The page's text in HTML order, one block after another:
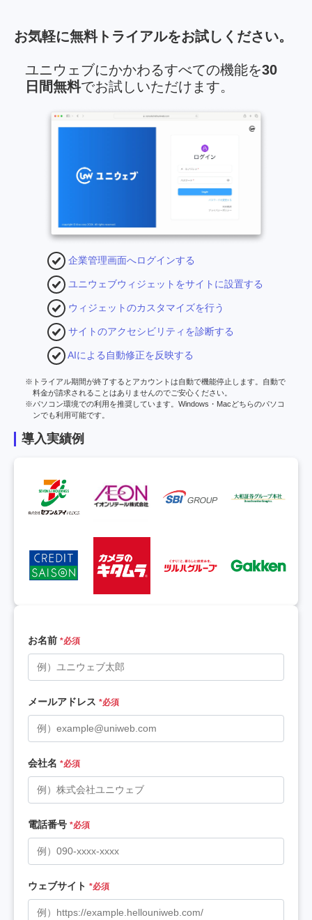
お気軽に無料トライアルをお試しください。
ユニウェブにかかわるすべての機能を30
日間無料でお試しいただけます。
企業管理画面へログインする
ユニウェブウィジェットをサイトに設置する
ウィジェットのカスタマイズを行う
サイトのアクセシビリティを診断する
AIによる自動修正を反映する
トライアル期間が終了するとアカウントは自動で機能停止します。自動で
料金が請求されることはありませんのでご安心ください。
パソコン環境での利用を推奨しています。Windows・Macどちらのパソコ
ンでも利用可能です。
導入実績例
お名前 *必須
メールアドレス *必須
会社名 *必須
電話番号 *必須
ウェブサイト *必須